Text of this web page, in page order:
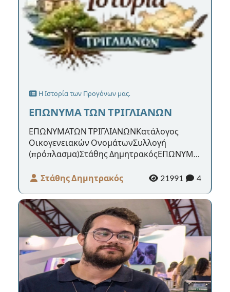
Η Ιστορία των Προγόνων μας.
ΕΠΩΝΥΜΑ ΤΩΝ ΤΡΙΓΛΙΑΝΩΝ
ΕΠΩΝΥΜΑΤΩΝ ΤΡΙΓΛΙΑΝΩΝΚατάλογος
Οικογενειακών ΟνομάτωνΣυλλογή
(πρόπλασμα)Στάθης ΔημητρακόςΕΠΩΝΥΜΑ
Ιστορία1. Γράψτε α...
Στάθης Δημητρακός 21991 4